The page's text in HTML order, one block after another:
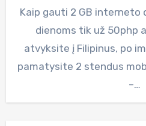
Kaip gauti 2 GB interneto duomenų Filipinuose 6
dienoms tik už 50php
atvyksite į Filipinus, po
pamatysite 2 stendus
–…